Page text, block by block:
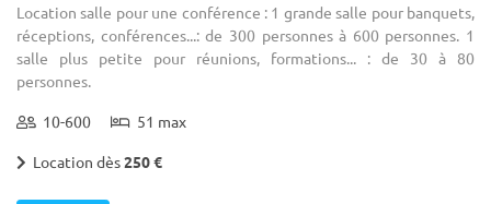
Location salle pour une conférence : 1 grande salle pour banquets,
réceptions, conférences...: de 300 personnes à 600 personnes. 1
salle plus petite pour réunions, formations... : de 30 à 80
personnes.
10-600 51 max
Location dès250 €